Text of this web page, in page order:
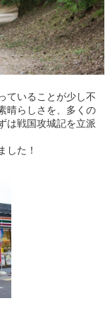
ていることが少し不
晴らしさを、多くの
は戦国攻城記を立派
した！